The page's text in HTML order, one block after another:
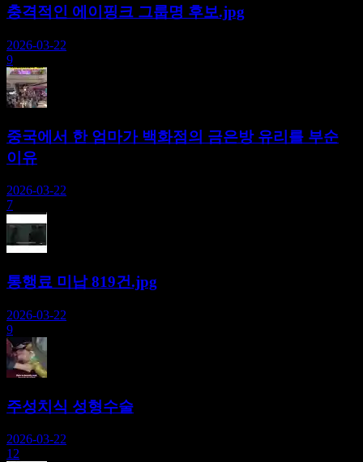
충격적인 에이핑크 그룹명 후보.jpg
2026-03-22
9
중국에서 한 엄마가 백화점의 금은방 유리를 부순
이유
2026-03-22
7
통행료 미납 819건.jpg
2026-03-22
9
주성치식 성형수술
2026-03-22
12